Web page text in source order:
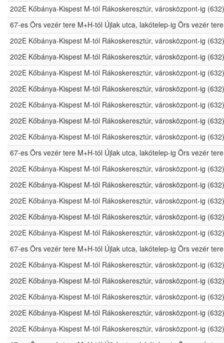
202E Kőbánya-Kispest M-tól Rákoskeresztúr, városközpont-ig (632)
67-es Örs vezér tere M+H-tól Újlak utca, lakótelep-ig Örs vezér
202E Kőbánya-Kispest M-tól Rákoskeresztúr, városközpont-ig (632)
202E Kőbánya-Kispest M-tól Rákoskeresztúr, városközpont-ig (632)
202E Kőbánya-Kispest M-tól Rákoskeresztúr, városközpont-ig (632)
202E Kőbánya-Kispest M-tól Rákoskeresztúr, városközpont-ig (632)
202E Kőbánya-Kispest M-tól Rákoskeresztúr, városközpont-ig (632)
202E Kőbánya-Kispest M-tól Rákoskeresztúr, városközpont-ig (632)
202E Kőbánya-Kispest M-tól Rákoskeresztúr, városközpont-ig (632)
67-es Örs vezér tere M+H-tól Újlak utca, lakótelep-ig Örs vezér
202E Kőbánya-Kispest M-tól Rákoskeresztúr, városközpont-ig (632)
202E Kőbánya-Kispest M-tól Rákoskeresztúr, városközpont-ig (632)
202E Kőbánya-Kispest M-tól Rákoskeresztúr, városközpont-ig (632)
202E Kőbánya-Kispest M-tól Rákoskeresztúr, városközpont-ig (632)
202E Kőbánya-Kispest M-tól Rákoskeresztúr, városközpont-ig (632)
67-es Örs vezér tere M+H-tól Újlak utca, lakótelep-ig Örs vezér
202E Kőbánya-Kispest M-tól Rákoskeresztúr, városközpont-ig (632)
202E Kőbánya-Kispest M-tól Rákoskeresztúr, városközpont-ig (632)
202E Kőbánya-Kispest M-tól Rákoskeresztúr, városközpont-ig (632)
202E Kőbánya-Kispest M-tól Rákoskeresztúr, városközpont-ig (632)
202E Kőbánya-Kispest M-tól Rákoskeresztúr, városközpont-ig (632)